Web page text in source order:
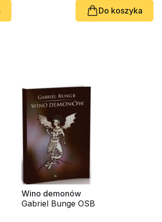
Do koszyka
Wino demonów
Gabriel Bunge OSB